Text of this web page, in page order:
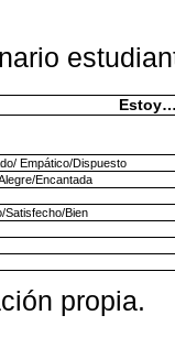
Empático/Dispuesto
Encantada
Satisfecho/Bien
propia.